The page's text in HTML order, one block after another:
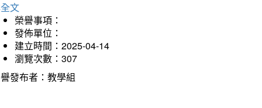
文
榮譽事項：
發佈單位：
建立時間：2025-04-14
瀏覽次數：307
發布者：教學組